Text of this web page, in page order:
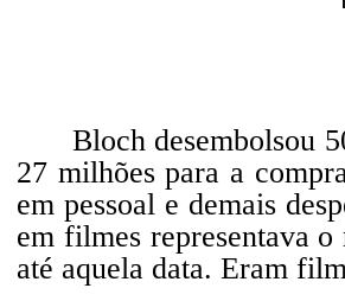
Bloch desembolsou
27 milhões para a
em pessoal e demais
em filmes representava
até aquela data. Eram